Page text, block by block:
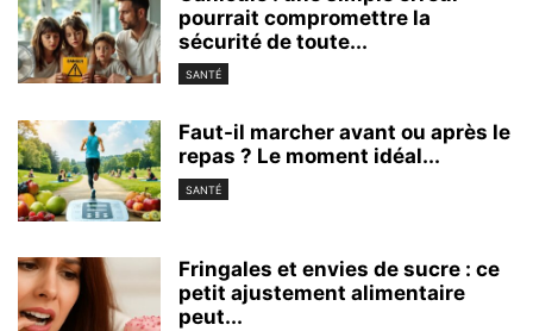
pourrait compromettre la
sécurité de toute...
SANTÉ
Faut-il marcher avant ou après le
repas ? Le moment idéal...
SANTÉ
Fringales et envies de sucre : ce
petit ajustement alimentaire
peut...